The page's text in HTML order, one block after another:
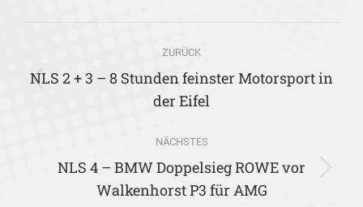
Kommentarnavigation
ZURÜCK
Vorheriger
Beitrag:
NLS 2 + 3 – 8 Stunden feinster Motorsport in
der Eifel
NÄCHSTES
Nächster
Beitrag:
NLS 4 – BMW Doppelsieg ROWE vor
Walkenhorst P3 für AMG